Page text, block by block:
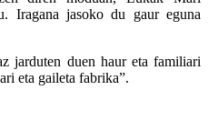
Iragana jasoko du gaur eguna
jarduten duen haur eta familiari
eta gaileta fabrika”.